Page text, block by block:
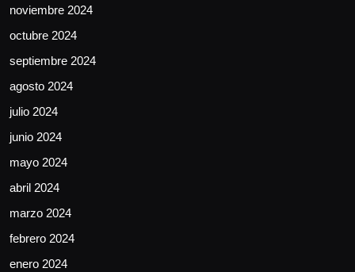
noviembre 2024
octubre 2024
septiembre 2024
agosto 2024
julio 2024
junio 2024
mayo 2024
abril 2024
marzo 2024
febrero 2024
enero 2024